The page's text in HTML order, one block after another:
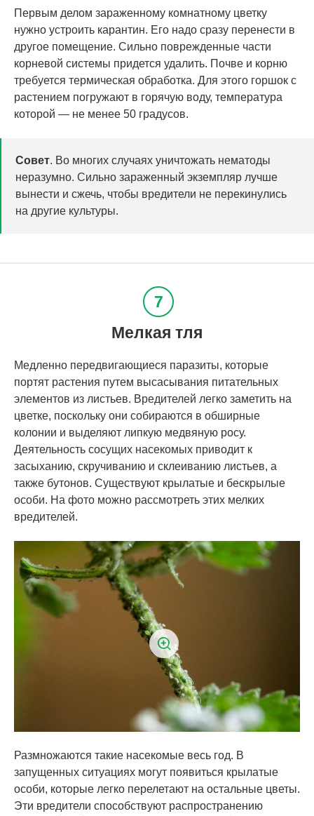
Первым делом зараженному комнатному цветку
нужно устроить карантин. Его надо сразу перенести в
другое помещение. Сильно поврежденные части
корневой системы придется удалить. Почве и корню
требуется термическая обработка. Для этого горшок с
растением погружают в горячую воду, температура
которой — не менее 50 градусов.
Совет. Во многих случаях уничтожать нематоды
неразумно. Сильно зараженный экземпляр лучше
вынести и сжечь, чтобы вредители не перекинулись
на другие культуры.
Мелкая тля
Медленно передвигающиеся паразиты, которые
портят растения путем высасывания питательных
элементов из листьев. Вредителей легко заметить на
цветке, поскольку они собираются в обширные
колонии и выделяют липкую медвяную росу.
Деятельность сосущих насекомых приводит к
засыханию, скручиванию и склеиванию листьев, а
также бутонов. Существуют крылатые и бескрылые
особи. На фото можно рассмотреть этих мелких
вредителей.
Размножаются такие насекомые весь год. В
запущенных ситуациях могут появиться крылатые
особи, которые легко перелетают на остальные цветы.
Эти вредители способствуют распространению